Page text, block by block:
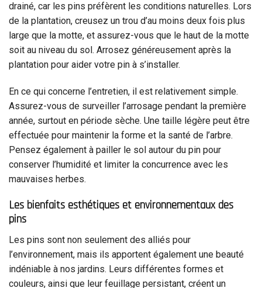
drainé, car les pins préfèrent les conditions naturelles. Lors
de la plantation, creusez un trou d’au moins deux fois plus
large que la motte, et assurez-vous que le haut de la motte
soit au niveau du sol. Arrosez généreusement après la
plantation pour aider votre pin à s’installer.
En ce qui concerne l’entretien, il est relativement simple.
Assurez-vous de surveiller l’arrosage pendant la première
année, surtout en période sèche. Une taille légère peut être
effectuée pour maintenir la forme et la santé de l’arbre.
Pensez également à pailler le sol autour du pin pour
conserver l’humidité et limiter la concurrence avec les
mauvaises herbes.
Les bienfaits esthétiques et environnementaux des
pins
Les pins sont non seulement des alliés pour
l’environnement, mais ils apportent également une beauté
indéniable à nos jardins. Leurs différentes formes et
couleurs, ainsi que leur feuillage persistant, créent un